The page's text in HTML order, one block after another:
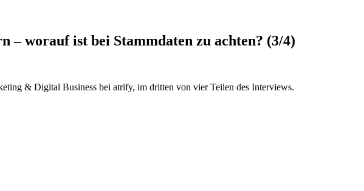
– worauf ist bei Stammdaten zu achten? (3/4)
& Digital Business bei atrify, im dritten von vier Teilen des Interviews.